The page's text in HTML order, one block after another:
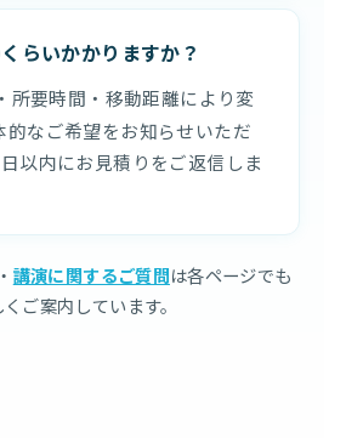
らいかかりますか？
所要時間・移動距離により変
的なご希望をお知らせいただ
以内にお見積りをご返信しま
・ 講演に関するご質問は各ページでも
ご案内しています。